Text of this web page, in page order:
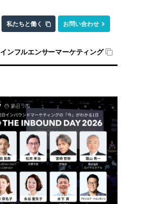
私たちと働く お問い合わせ
インフルエンサーマーケティング